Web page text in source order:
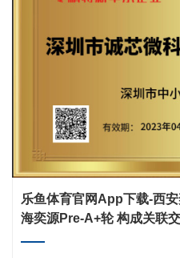
乐鱼体育官网app下载-西
海奕源Pre‑A+轮 构成关联